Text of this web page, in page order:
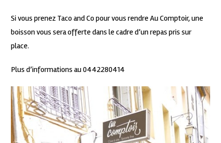
Si vous prenez Taco and Co pour vous rendre Au Comptoir, une
boisson vous sera offerte dans le cadre d’un repas pris sur
place.
Plus d’informations au 0442280414